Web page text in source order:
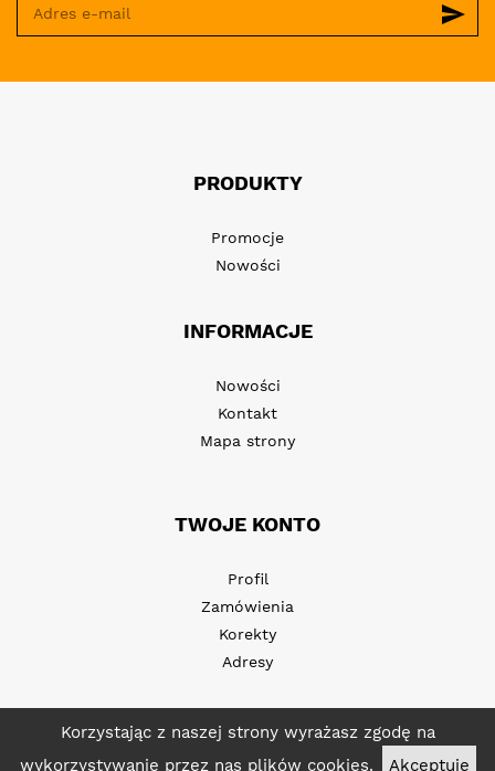
Korzystając z naszej strony wyrażasz zgodę na
wykorzystywanie przez nas plików cookies.
Akceptuję
send
PRODUKTY
Promocje
Nowości
INFORMACJE
Nowości
Kontakt
Mapa strony
TWOJE KONTO
Profil
Zamówienia
Korekty
Adresy